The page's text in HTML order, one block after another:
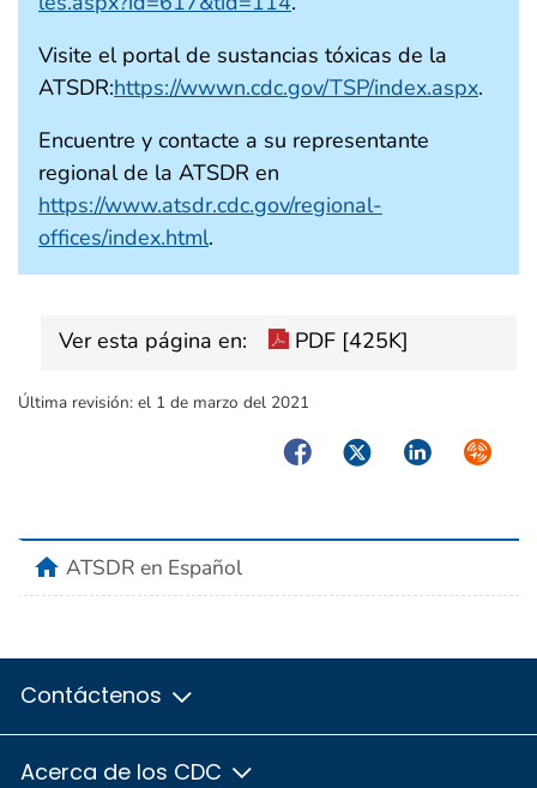
Visite el portal de sustancias tóxicas de la
ATSDR:https://wwwn.cdc.gov/TSP/index.aspx.
Encuentre y contacte a su representante
regional de la ATSDR en
https://www.atsdr.cdc.gov/regional-
offices/index.html.
Ver esta página en: PDF [425K]
Última revisión: el 1 de marzo del 2021
FacebookTwitterLinkedIn
homeATSDR en Español
Contáctenos
Acerca de los CDC